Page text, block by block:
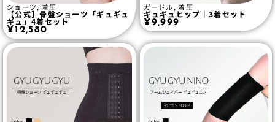
ショーツ,着圧
【公式】骨盤ショーツ「ギュギュ
ギュ」4着セット
¥12,580
ガードル,着圧
ギュギュヒップ｜3着セット
¥9,999